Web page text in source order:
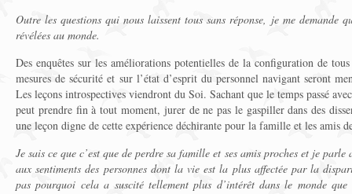
Outre les questions qui nous laissent tous sans réponse, je me demande
révélées au monde.
Des enquêtes sur les améliorations potentielles de la configuration de
mesures de sécurité et sur l’état d’esprit du personnel navigant seront
Les leçons introspectives viendront du Soi. Sachant que le temps passé
peut prendre fin à tout moment, jurer de ne pas le gaspiller dans des
une leçon digne de cette expérience déchirante pour la famille et les amis
Je sais ce que c’est que de perdre sa famille et ses amis proches et je parle
aux sentiments des personnes dont la vie est la plus affectée par la
pas pourquoi cela a suscité tellement plus d’intérêt dans le monde